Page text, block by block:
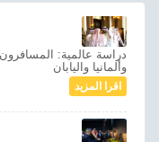
دراسة عالمية:
وألمانيا واليابان
اقرا المزيد